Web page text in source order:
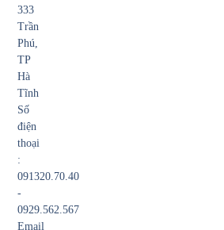
333
Trần
Phú,
TP
Hà
Tĩnh
Số
điện
thoại
:
091320.70.40
-
0929.562.567
Email